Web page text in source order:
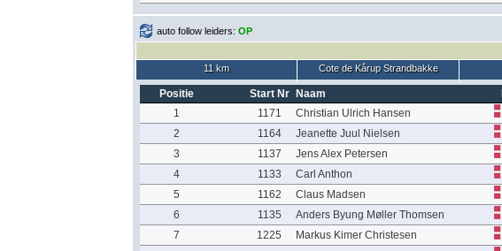
auto follow leiders: OP
11 km
Cote de Kårup Strandbakke
Positie Start Nr Naam
1
1171 Christian Ulrich Hansen
2
1164 Jeanette Juul Nielsen
3
1137 Jens Alex Petersen
4
1133 Carl Anthon
5
1162 Claus Madsen
6
1135 Anders Byung Møller Thomsen
7
1225 Markus Kimer Christesen